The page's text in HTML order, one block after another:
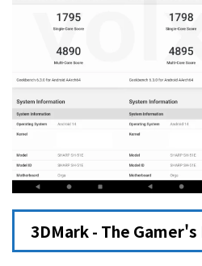
3DMark - The